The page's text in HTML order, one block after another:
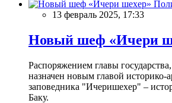
13 февраль 2025, 17:33
Новый шеф «Ичери
Распоряжением главы
назначен новым главой историко-
заповедника "Ичеришехер" –
Баку.